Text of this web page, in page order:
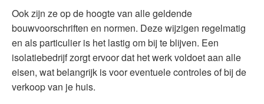
Ook zijn ze op de hoogte van alle geldende
bouwvoorschriften en normen. Deze wijzigen regelmatig
en als particulier is het lastig om bij te blijven. Een
isolatiebedrijf zorgt ervoor dat het werk voldoet aan alle
eisen, wat belangrijk is voor eventuele controles of bij de
verkoop van je huis.